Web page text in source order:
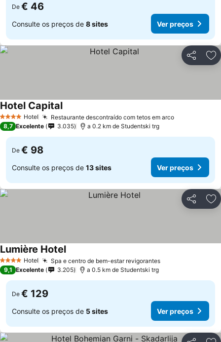
De € 46
Consulte os preços de 8 sites Ver preços
Partilhar
4 EstrelasHotel Restaurante descontraído com tetos em arcoVer preços
Hotel CapitalVer preços
8,7 Excelente 3.035 a 0.2 km de Studentski trg
De € 98
Consulte os preços de 13 sites Ver preços
Partilhar
4 EstrelasHotel Spa e centro de bem-estar revigorantesVer preços
Lumière HotelVer preços
9,1 Excelente 3.205 a 0.5 km de Studentski trg
De € 129
Consulte os preços de 5 sites Ver preços